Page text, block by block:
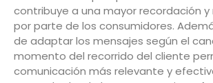
contribuye a una mayor recordación
por parte de los consumidores.
de adaptar los mensajes según el
momento del recorrido del cliente
comunicación más relevante y